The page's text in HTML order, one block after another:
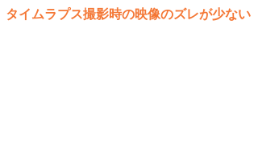
タイムラプス撮影時の映像のズレが少ない